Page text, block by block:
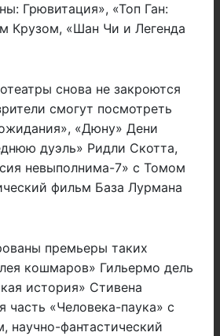
Грювитация», «Топ Ган:
Крузом, «Шан Чи и Легенда
снова не закроются
смогут посмотреть
«Дюну» Дени
дуэль» Ридли Скотта,
невыполнима-7» с Томом
фильм База Лурмана
премьеры таких
кошмаров» Гильермо дель
история» Стивена
часть «Человека-паука» с
научно-фантастический